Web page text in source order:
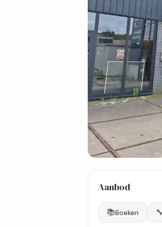
Bekijk kaart
Aanbod
📚Boeken 🔧